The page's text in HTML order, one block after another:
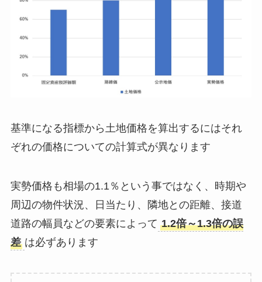
基準になる指標から土地価格を算出するにはそれ
ぞれの価格についての計算式が異なります
実勢価格も相場の1.1％という事ではなく、時期や
周辺の物件状況、日当たり、隣地との距離、接道
道路の幅員などの要素によって 1.2倍～1.3倍の誤
差 は必ずあります